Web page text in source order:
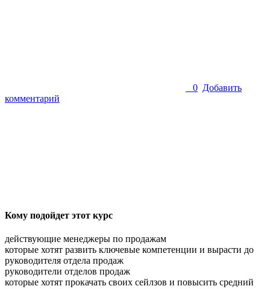
0 Добавить
комментарий
Кому подойдет этот курс
действующие менеджеры по продажам
которые хотят развить ключевые компетенции и вырасти до
руководителя отдела продаж
руководители отделов продаж
которые хотят прокачать своих сейлзов и повысить средний